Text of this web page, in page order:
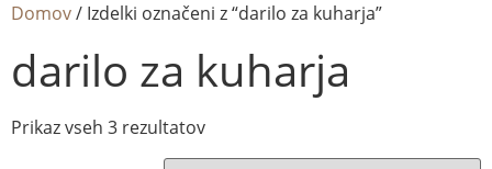
Domov/ Izdelki označeni z “darilo za kuharja”
darilo za kuharja
Prikaz vseh 3 rezultatov